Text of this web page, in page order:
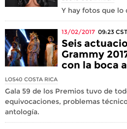
Y hay fotos que lo
13/02/2017 09:23 CST
Seis
Grammy
con la boca
LOS40 COSTA RICA
Gala 59 de los Premios tuvo de
equivocaciones, problemas
antología.